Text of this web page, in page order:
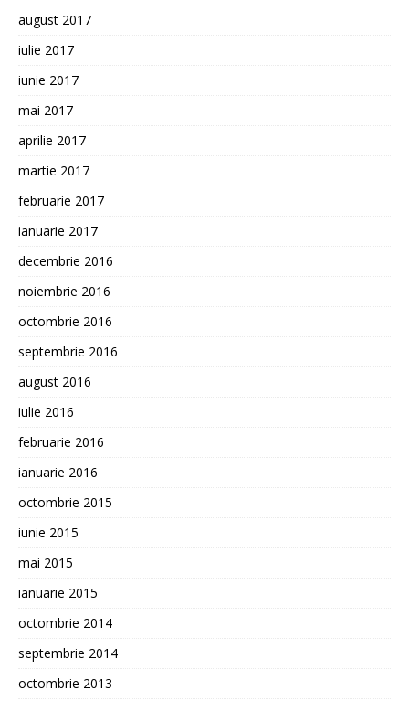
august 2017
iulie 2017
iunie 2017
mai 2017
aprilie 2017
martie 2017
februarie 2017
ianuarie 2017
decembrie 2016
noiembrie 2016
octombrie 2016
septembrie 2016
august 2016
iulie 2016
februarie 2016
ianuarie 2016
octombrie 2015
iunie 2015
mai 2015
ianuarie 2015
octombrie 2014
septembrie 2014
octombrie 2013